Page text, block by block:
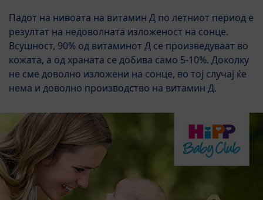
Падот на нивоата на витамин Д по летниот период е
резултат на недоволната изложеност на сонце.
Всушност, 90% од витаминот Д се произведуваат во
кожата, а од храната се добива само 5-10%. Доколку
не сме доволно изложени на сонце, во тој случај ќе
нема и доволно производство на витамин Д.